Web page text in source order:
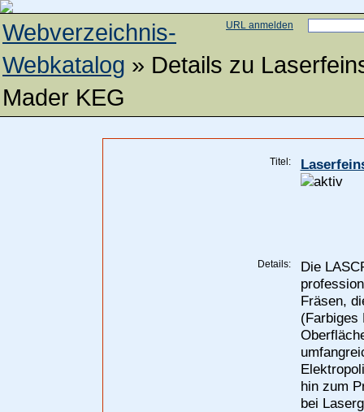
URL anmelden
Webverzeichnis-
Webkatalog » Details zu
Mader KEG
Titel:
Details:
Die
Fräsen,
(Farbiges
hin zum
bei